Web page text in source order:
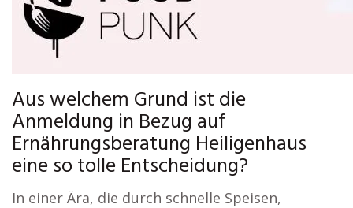
Aus welchem Grund ist die
Anmeldung in Bezug auf
Ernährungsberatung Heiligenhaus
eine so tolle Entscheidung?
In einer Ära, die durch schnelle Speisen,